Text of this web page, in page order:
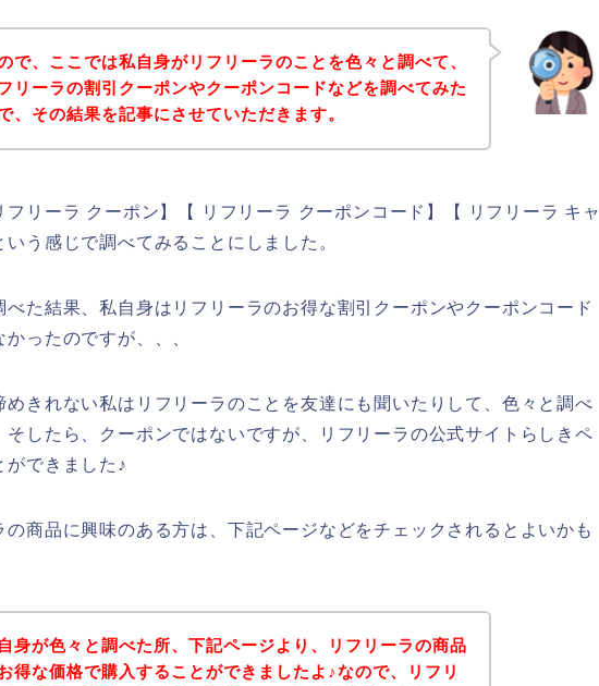
で、ここでは私自身がリフリーラのことを色々と調べて、
リーラの割引クーポンやクーポンコードなどを調べてみた
、その結果を記事にさせていただきます。
フリーラ クーポン】【 リフリーラ クーポンコード】【 リフリーラ キャ
う感じで調べてみることにしました。
べた結果、私自身はリフリーラのお得な割引クーポンやクーポンコード
ったのですが、、、
めきれない私はリフリーラのことを友達にも聞いたりして、色々と調べ
そしたら、クーポンではないですが、リフリーラの公式サイトらしきペ
ができました♪
の商品に興味のある方は、下記ページなどをチェックされるとよいかも
身が色々と調べた所、下記ページより、リフリーラの商品
得な価格で購入することができましたよ♪なので、リフリ